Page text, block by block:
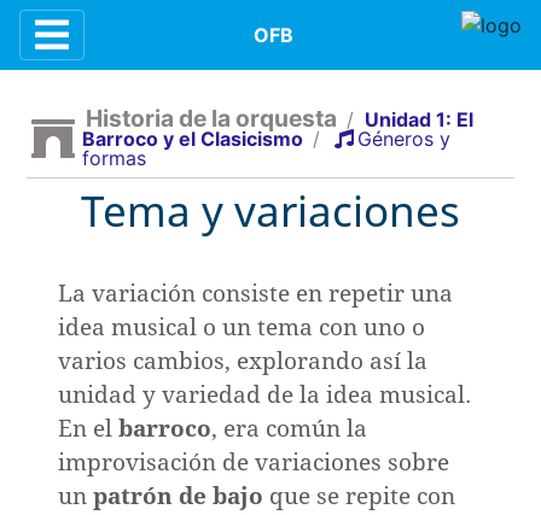
OFB
Contenidos
orquesta
Historia de la orquesta / Unidad 1: El
Barroco y el Clasicismo /
Géneros y
formas
Tema y variaciones
La variación consiste en repetir una
idea musical o un tema con uno o
varios cambios, explorando así la
unidad y variedad de la idea musical.
En el barroco, era común la
improvisación de variaciones sobre
un patrón de bajo que se repite con